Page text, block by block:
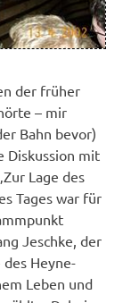
der früher
– mir
Bahn bevor)
Diskussion mit
Lage des
Tages war für
Jeschke, der
Heyne-
Leben und